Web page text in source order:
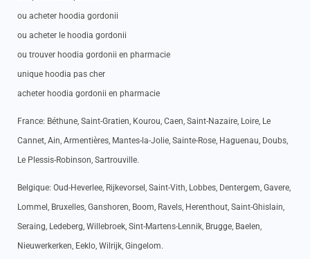
ou acheter hoodia gordonii
ou acheter le hoodia gordonii
ou trouver hoodia gordonii en pharmacie
unique hoodia pas cher
acheter hoodia gordonii en pharmacie
France: Béthune, Saint-Gratien, Kourou, Caen, Saint-Nazaire, Loire, Le
Cannet, Ain, Armentières, Mantes-la-Jolie, Sainte-Rose, Haguenau, Doubs,
Le Plessis-Robinson, Sartrouville.
Belgique: Oud-Heverlee, Rijkevorsel, Saint-Vith, Lobbes, Dentergem, Gavere,
Lommel, Bruxelles, Ganshoren, Boom, Ravels, Herenthout, Saint-Ghislain,
Seraing, Ledeberg, Willebroek, Sint-Martens-Lennik, Brugge, Baelen,
Nieuwerkerken, Eeklo, Wilrijk, Gingelom.